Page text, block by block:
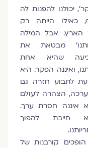
יכולנו להפנות לה
כאילו הייתה רק
הארץ. אבל המילה
מבטאת את
שהיא אחת
ואיננה הפקר. היא
לתבוע חזרה גם
הצהרה לעולם
איננה חסרת ערך.
חייבת להפוך
קורבנות של